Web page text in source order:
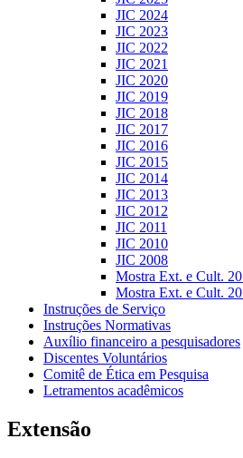
JIC 2024
JIC 2023
JIC 2022
JIC 2021
JIC 2020
JIC 2019
JIC 2018
JIC 2017
JIC 2016
JIC 2015
JIC 2014
JIC 2013
JIC 2012
JIC 2011
JIC 2010
JIC 2008
Mostra Ext. e Cult.
Mostra Ext. e Cult.
Instruções de Serviço
Instruções Normativas
Auxílio financeiro a pesquisadores
Discentes Voluntários
Comitê de Ética em Pesquisa
Letramentos acadêmicos
Extensão